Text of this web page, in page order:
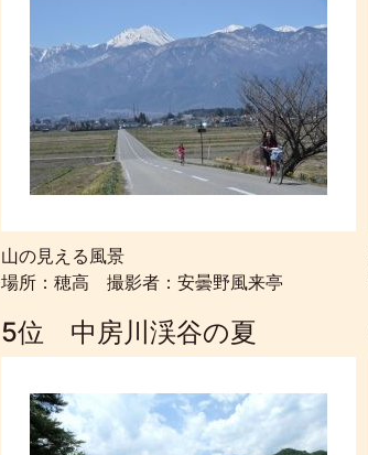
山の見える風景
場所：穂高 撮影者：安曇野風来亭
5位 中房川渓谷の夏